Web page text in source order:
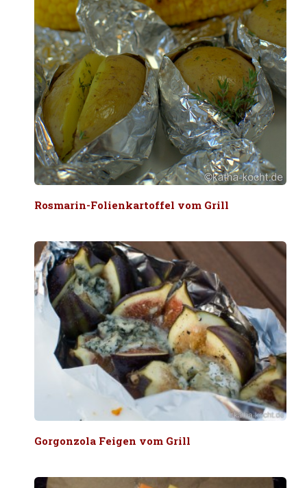
Rosmarin-Folienkartoffel vom Grill
Gorgonzola Feigen vom Grill